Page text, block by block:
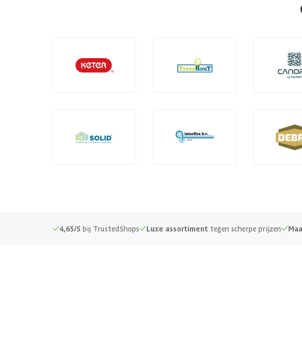
4,65/5 bij TrustedShops Luxe assortiment tegen scherpe prijzen